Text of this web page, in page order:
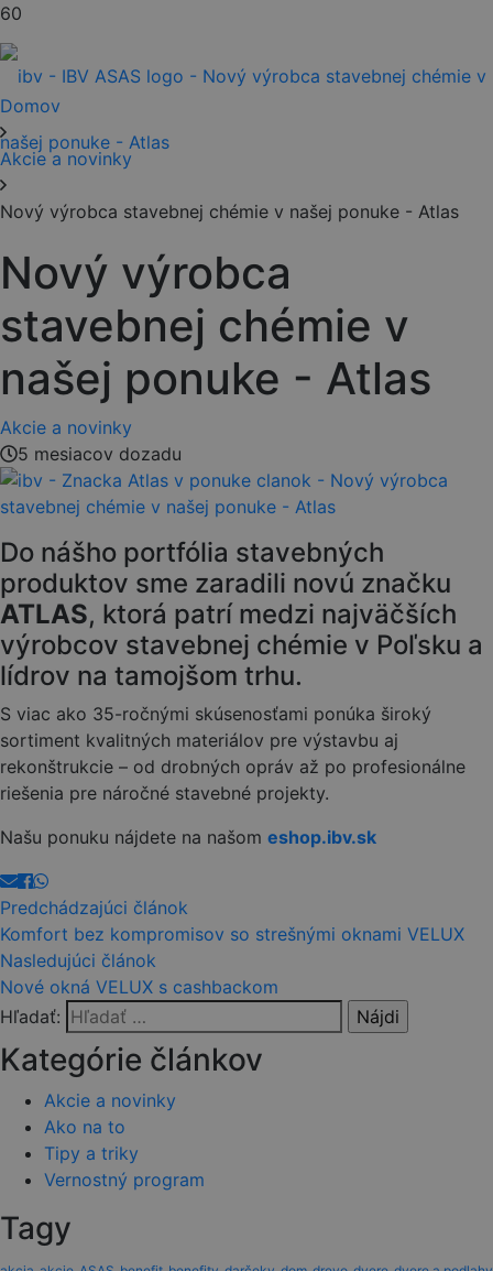
Domov
Akcie a novinky
Nový výrobca stavebnej chémie v našej ponuke - Atlas
Nový výrobca
stavebnej chémie v
našej ponuke - Atlas
Akcie a novinky
5 mesiacov dozadu
Do nášho portfólia stavebných
produktov sme zaradili novú značku
ATLAS, ktorá patrí medzi najväčších
výrobcov stavebnej chémie v Poľsku a
lídrov na tamojšom trhu.
S viac ako 35-ročnými skúsenosťami ponúka široký
sortiment kvalitných materiálov pre výstavbu aj
rekonštrukcie – od drobných opráv až po profesionálne
riešenia pre náročné stavebné projekty.
Našu ponuku nájdete na našom eshop.ibv.sk
Predchádzajúci článok
Komfort bez kompromisov so strešnými oknami VELUX
Nasledujúci článok
Nové okná VELUX s cashbackom
Hľadať:
Kategórie článkov
Akcie a novinky
Ako na to
Tipy a triky
Vernostný program
Tagy